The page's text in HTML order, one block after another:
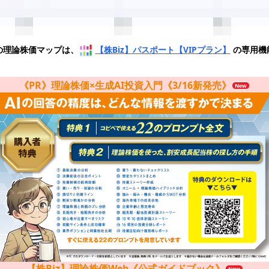
論株価マップは、 【株Biz】パスポート【VIPプラン】 の専用機
《PR》理論株価×生成AI投資入門《3/16新発売》